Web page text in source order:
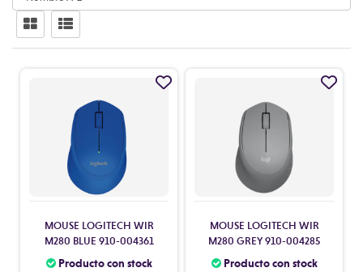
MOUSE LOGITECH WIR
M280 BLUE 910-004361
Producto con stock
MOUSE LOGITECH WIR
M280 GREY 910-004285
Producto con stock